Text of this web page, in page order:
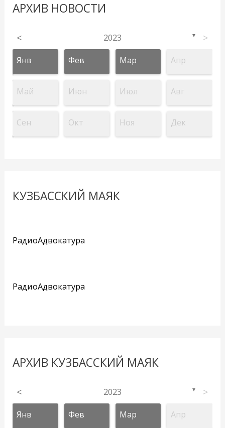
АРХИВ НОВОСТИ
< 2023 ▼ >
Янв Фев Мар Апр
Май Июн Июл Авг
Сен Окт Ноя Дек
КУЗБАССКИЙ МАЯК
РадиоАдвокатура
РадиоАдвокатура
АРХИВ КУЗБАССКИЙ МАЯК
< 2023 ▼ >
Янв Фев Мар Апр